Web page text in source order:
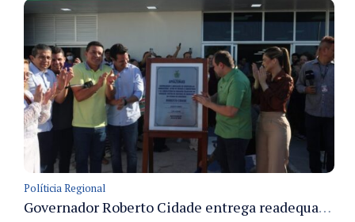
Políticia Regional
Governador Roberto Cidade entrega readequação do ambulatório da FCecon e amplia capacidade de atendimento oncológico em Manaus